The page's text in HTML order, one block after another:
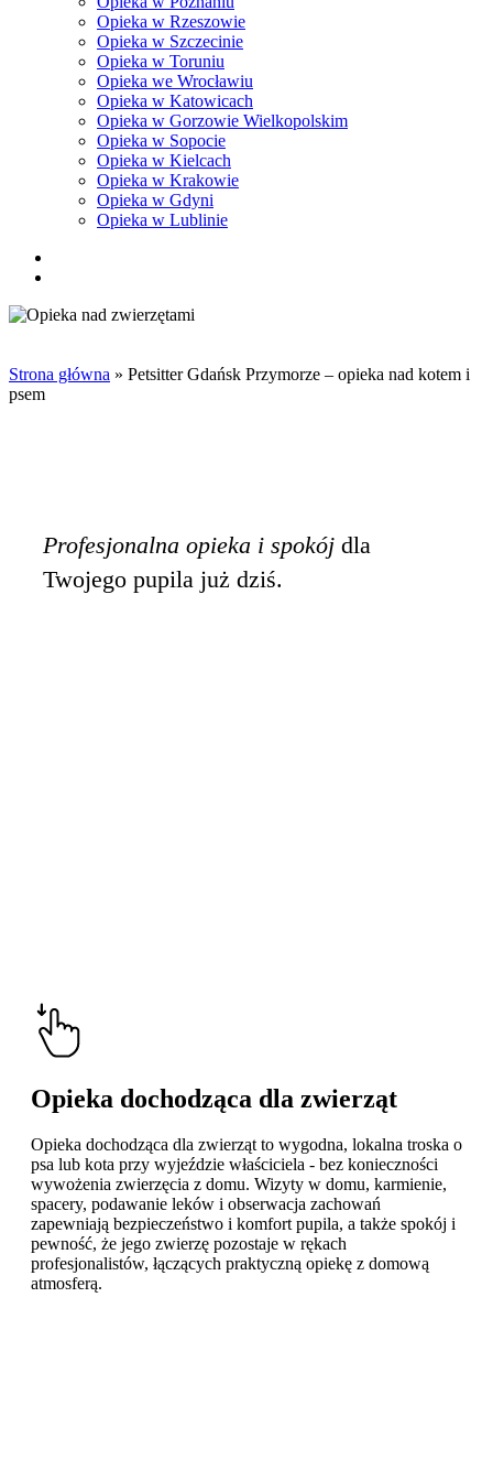
Opieka w Rzeszowie
Opieka w Szczecinie
Opieka w Toruniu
Opieka we Wrocławiu
Opieka w Katowicach
Opieka w Gorzowie Wielkopolskim
Opieka w Sopocie
Opieka w Kielcach
Opieka w Krakowie
Opieka w Gdyni
Opieka w Lublinie
Strona główna » Petsitter Gdańsk Przymorze – opieka nad kotem i
psem
Profesjonalna opieka i spokój dla
Twojego pupila już dziś.
Opieka dochodząca dla zwierząt
Opieka dochodząca dla zwierząt to wygodna, lokalna troska o
psa lub kota przy wyjeździe właściciela - bez konieczności
wywożenia zwierzęcia z domu. Wizyty w domu, karmienie,
spacery, podawanie leków i obserwacja zachowań
zapewniają bezpieczeństwo i komfort pupila, a także spokój i
pewność, że jego zwierzę pozostaje w rękach
profesjonalistów, łączących praktyczną opiekę z domową
atmosferą.